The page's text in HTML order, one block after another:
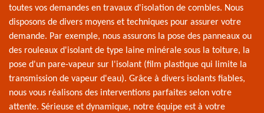
toutes vos demandes en travaux d'isolation de combles. Nous
disposons de divers moyens et techniques pour assurer votre
demande. Par exemple, nous assurons la pose des panneaux ou
des rouleaux d'isolant de type laine minérale sous la toiture, la
pose d'un pare-vapeur sur l'isolant (film plastique qui limite la
transmission de vapeur d'eau). Grâce à divers isolants fiables,
nous vous réalisons des interventions parfaites selon votre
attente. Sérieuse et dynamique, notre équipe est à votre